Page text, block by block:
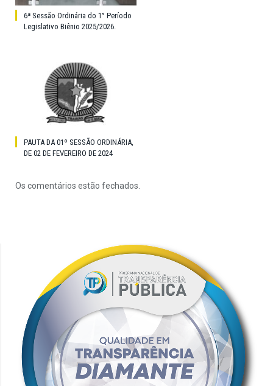
6ª Sessão Ordinária do 1° Período
Legislativo Biênio 2025/2026.
PAUTA DA 01º SESSÃO ORDINÁRIA,
DE 02 DE FEVEREIRO DE 2024
Os comentários estão fechados.